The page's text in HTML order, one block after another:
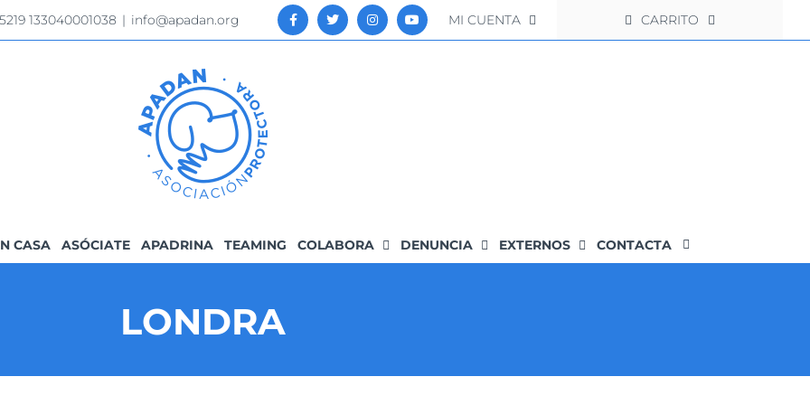
133040001038 | info@apadan.org MI CUENTA CARRITO
CASA ASÓCIATE APADRINA TEAMING COLABORA DENUNCIA EXTERNOS CONTACTA
LONDRA